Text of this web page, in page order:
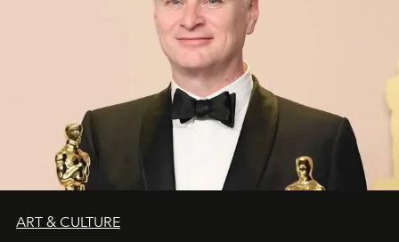
ART & CULTURE